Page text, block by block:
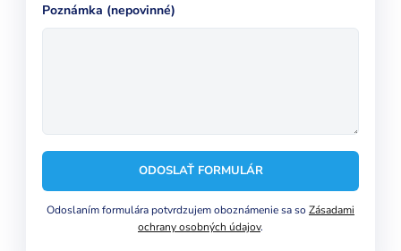
Poznámka (nepovinné)
ODOSLAŤ FORMULÁR
Odoslaním formulára potvrdzujem oboznámenie sa so Zásadami
ochrany osobných údajov.